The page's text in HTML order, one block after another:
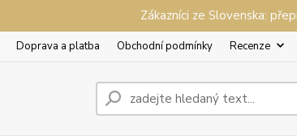
Zákazníci ze Slovenska:
Doprava a platba Obchodní podmínky Recenze